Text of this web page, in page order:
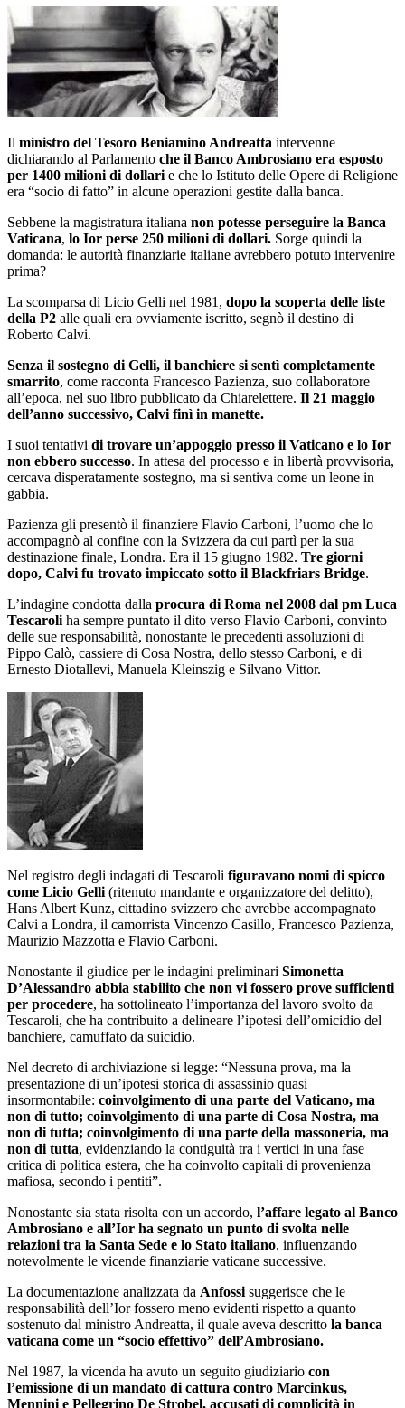
Il ministro del Tesoro Beniamino Andreatta intervenne
dichiarando al Parlamento che il Banco Ambrosiano era esposto
per 1400 milioni di dollari e che lo Istituto delle Opere di Religione
era “socio di fatto” in alcune operazioni gestite dalla banca.
Sebbene la magistratura italiana non potesse perseguire la Banca
Vaticana, lo Ior perse 250 milioni di dollari. Sorge quindi la
domanda: le autorità finanziarie italiane avrebbero potuto intervenire
prima?
La scomparsa di Licio Gelli nel 1981, dopo la scoperta delle liste
della P2 alle quali era ovviamente iscritto, segnò il destino di
Roberto Calvi.
Senza il sostegno di Gelli, il banchiere si sentì completamente
smarrito, come racconta Francesco Pazienza, suo collaboratore
all’epoca, nel suo libro pubblicato da Chiarelettere. Il 21 maggio
dell’anno successivo, Calvi finì in manette.
I suoi tentativi di trovare un’appoggio presso il Vaticano e lo Ior
non ebbero successo. In attesa del processo e in libertà provvisoria,
cercava disperatamente sostegno, ma si sentiva come un leone in
gabbia.
Pazienza gli presentò il finanziere Flavio Carboni, l’uomo che lo
accompagnò al confine con la Svizzera da cui partì per la sua
destinazione finale, Londra. Era il 15 giugno 1982. Tre giorni
dopo, Calvi fu trovato impiccato sotto il Blackfriars Bridge.
L’indagine condotta dalla procura di Roma nel 2008 dal pm Luca
Tescaroli ha sempre puntato il dito verso Flavio Carboni, convinto
delle sue responsabilità, nonostante le precedenti assoluzioni di
Pippo Calò, cassiere di Cosa Nostra, dello stesso Carboni, e di
Ernesto Diotallevi, Manuela Kleinszig e Silvano Vittor.
Nel registro degli indagati di Tescaroli figuravano nomi di spicco
come Licio Gelli (ritenuto mandante e organizzatore del delitto),
Hans Albert Kunz, cittadino svizzero che avrebbe accompagnato
Calvi a Londra, il camorrista Vincenzo Casillo, Francesco Pazienza,
Maurizio Mazzotta e Flavio Carboni.
Nonostante il giudice per le indagini preliminari Simonetta
D’Alessandro abbia stabilito che non vi fossero prove sufficienti
per procedere, ha sottolineato l’importanza del lavoro svolto da
Tescaroli, che ha contribuito a delineare l’ipotesi dell’omicidio del
banchiere, camuffato da suicidio.
Nel decreto di archiviazione si legge: “Nessuna prova, ma la
presentazione di un’ipotesi storica di assassinio quasi
insormontabile: coinvolgimento di una parte del Vaticano, ma
non di tutto; coinvolgimento di una parte di Cosa Nostra, ma
non di tutta; coinvolgimento di una parte della massoneria, ma
non di tutta, evidenziando la contiguità tra i vertici in una fase
critica di politica estera, che ha coinvolto capitali di provenienza
mafiosa, secondo i pentiti”.
Nonostante sia stata risolta con un accordo, l’affare legato al Banco
Ambrosiano e all’Ior ha segnato un punto di svolta nelle
relazioni tra la Santa Sede e lo Stato italiano, influenzando
notevolmente le vicende finanziarie vaticane successive.
La documentazione analizzata da Anfossi suggerisce che le
responsabilità dell’Ior fossero meno evidenti rispetto a quanto
sostenuto dal ministro Andreatta, il quale aveva descritto la banca
vaticana come un “socio effettivo” dell’Ambrosiano.
Nel 1987, la vicenda ha avuto un seguito giudiziario con
l’emissione di un mandato di cattura contro Marcinkus,
Mennini e Pellegrino De Strobel, accusati di complicità in